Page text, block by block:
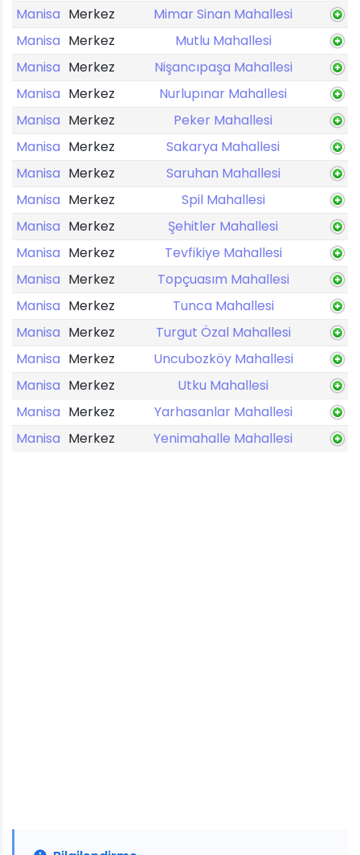
Manisa Merkez
Mimar Sinan Mahallesi
Manisa Merkez
Mutlu Mahallesi
Manisa Merkez
Nişancıpaşa Mahallesi
Manisa Merkez
Nurlupınar Mahallesi
Manisa Merkez
Peker Mahallesi
Manisa Merkez
Sakarya Mahallesi
Manisa Merkez
Saruhan Mahallesi
Manisa Merkez
Spil Mahallesi
Manisa Merkez
Şehitler Mahallesi
Manisa Merkez
Tevfikiye Mahallesi
Manisa Merkez
Topçuasım Mahallesi
Manisa Merkez
Tunca Mahallesi
Manisa Merkez
Turgut Özal Mahallesi
Manisa Merkez
Uncubozköy Mahallesi
Manisa Merkez
Utku Mahallesi
Manisa Merkez
Yarhasanlar Mahallesi
Manisa Merkez Yenimahalle Mahallesi